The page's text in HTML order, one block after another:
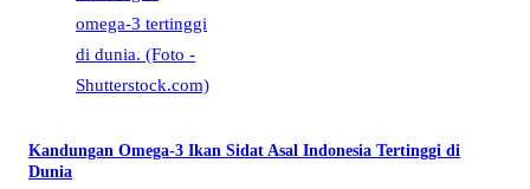
Kandungan Omega-3 Ikan Sidat Asal Indonesia Tertinggi di
Dunia